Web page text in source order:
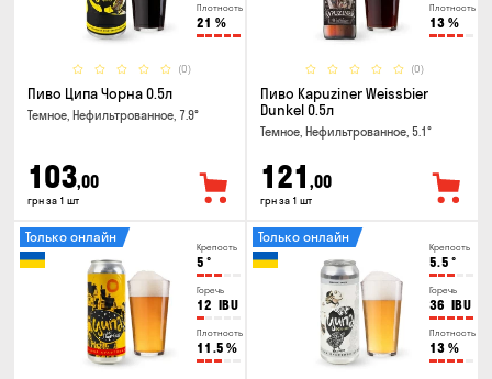
Плотность
21 %
(0)
Пиво Ципа Чорна 0.5л
Темное, Нефильтрованное, 7.9°
103,00
грн за 1 шт
Плотность
13 %
(0)
Пиво Kapuziner Weissbier
Dunkel 0.5л
Темное, Нефильтрованное, 5.1°
121 ,00
грн за 1 шт
Крепость
5 °
Горечь
12 IBU
Плотность
11.5 %
Только онлайн
Крепость
5.5 °
Горечь
36 IBU
Плотность
13 %
Только онлайн